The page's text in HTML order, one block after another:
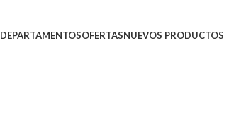
DEPARTAMENTOSOFERTASNUEVOS PRODUCTOS